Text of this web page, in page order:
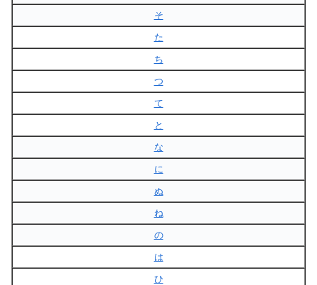
そ
た
ち
つ
て
と
な
に
ぬ
ね
の
は
ひ